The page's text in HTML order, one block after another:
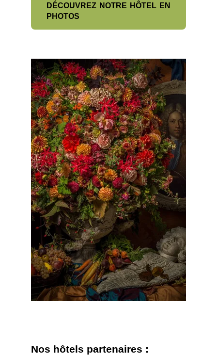
DÉCOUVREZ NOTRE HÔTEL EN
PHOTOS
Nos hôtels partenaires :